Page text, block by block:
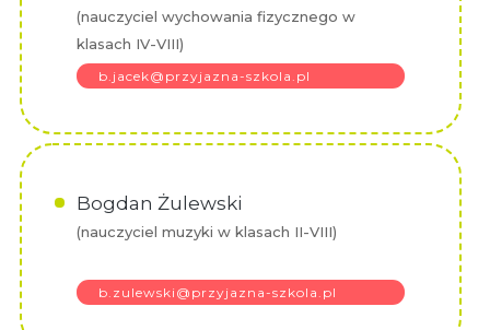
(nauczyciel wychowania fizycznego w
klasach IV-VIII)
b.jacek@przyjazna-szkola.pl
Bogdan Żulewski
(nauczyciel muzyki w klasach II-VIII)
b.zulewski@przyjazna-szkola.pl